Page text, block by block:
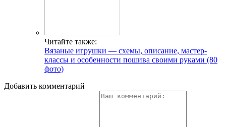
Читайте также:
Вязаные игрушки — схемы, описание, мастер-
классы и особенности пошива своими руками (80
фото)
Добавить комментарий